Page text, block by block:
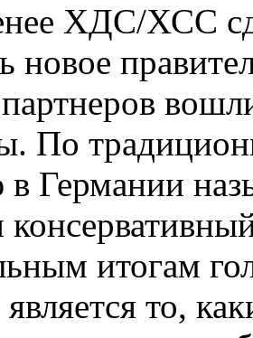
ХДС/ХСС
новое
По
в Германии
итогам
то,